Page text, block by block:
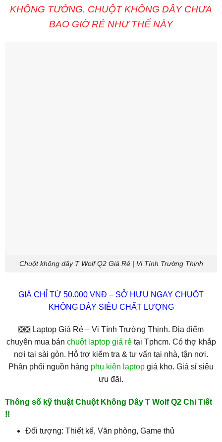
KHÔNG TƯỞNG. CHUỘT KHÔNG DÂY CHƯA
BAO GIỜ RẺ NHƯ THẾ NÀY
Chuột không dây T Wolf Q2 Giá Rẻ | Vi Tính Trường Thịnh
GIÁ CHỈ TỪ 50.000 VNĐ – SỞ HƯU NGAY CHUỘT
KHÔNG DÂY SIÊU CHẤT LƯỢNG
❎❎ Laptop Giá Rẻ – Vi Tính Trường Thịnh. Địa điểm
chuyên mua bán chuột laptop giá rẻtại Tphcm. Có thợ khắp
nơi tại sài gòn. Hỗ trợ kiểm tra & tư vấn tại nhà, tận nơi.
Phân phối nguồn hàng phụ kiện laptop giá kho. Giá sỉ siêu
ưu đãi.
Thông số kỹ thuật Chuột Không Dây T Wolf Q2 Chi Tiết
!!
Đối tượng: Thiết kế, Văn phòng, Game thủ